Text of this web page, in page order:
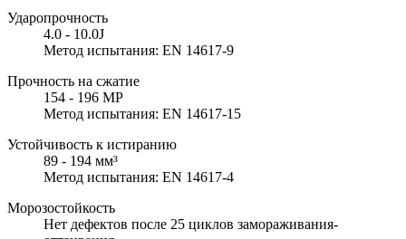
Ударопрочность
4.0 - 10.0J
Метод испытания: EN 14617-9
Прочность на сжатие
154 - 196 MP
Метод испытания: EN 14617-15
Устойчивость к истиранию
89 - 194 мм³
Метод испытания: EN 14617-4
Морозостойкость
Нет дефектов после 25 циклов замораживания-